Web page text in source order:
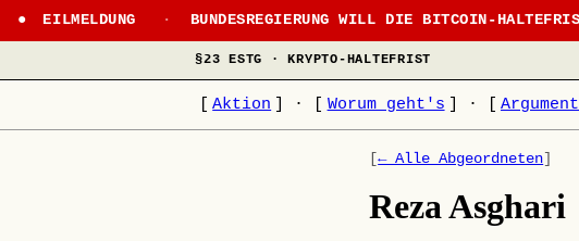
EILMELDUNG · BUNDESREGIERUNG WILL DIE BITCOIN-
§23 ESTG · KRYPTO-HALTEFRIST
Aktion · Worum geht's ·
[← Alle Abgeordneten]
Reza Asghari